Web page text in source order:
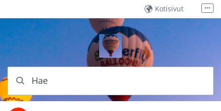
Kotisivut
Lähetä viesti